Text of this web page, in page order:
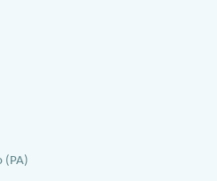
(PA)